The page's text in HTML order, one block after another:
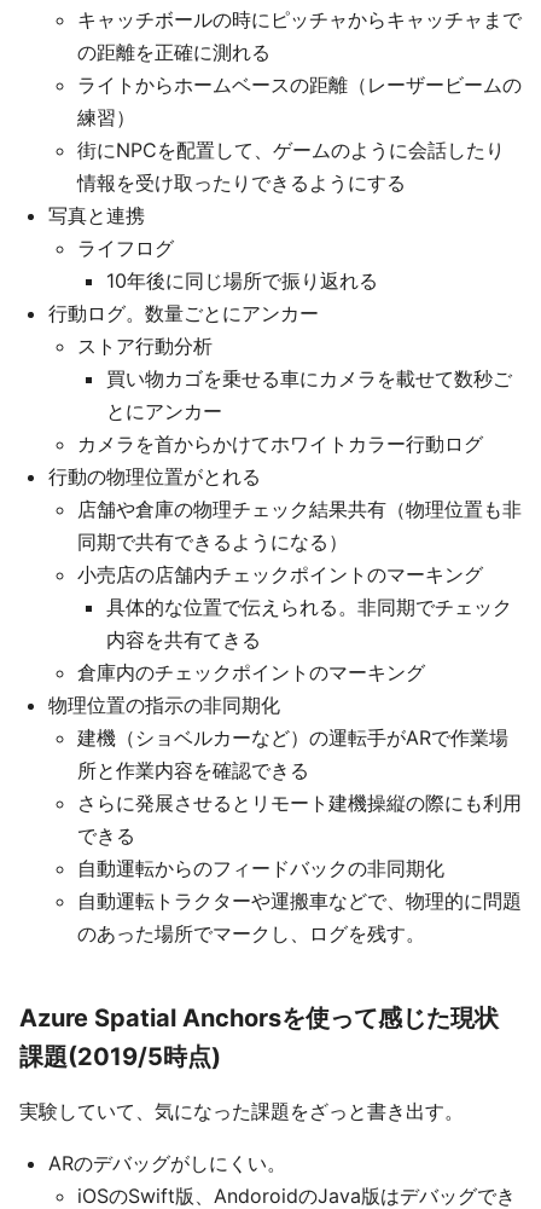
キャッチボールの時にピッチャからキャッチャまで
の距離を正確に測れる
ライトからホームベースの距離（レーザービームの
練習）
街にNPCを配置して、ゲームのように会話したり
情報を受け取ったりできるようにする
写真と連携
ライフログ
10年後に同じ場所で振り返れる
行動ログ。数量ごとにアンカー
ストア行動分析
買い物カゴを乗せる車にカメラを載せて数秒ご
とにアンカー
カメラを首からかけてホワイトカラー行動ログ
行動の物理位置がとれる
店舗や倉庫の物理チェック結果共有（物理位置も非
同期で共有できるようになる）
小売店の店舗内チェックポイントのマーキング
具体的な位置で伝えられる。非同期でチェック
内容を共有てきる
倉庫内のチェックポイントのマーキング
物理位置の指示の非同期化
建機（ショベルカーなど）の運転手がARで作業場
所と作業内容を確認できる
さらに発展させるとリモート建機操縦の際にも利用
できる
自動運転からのフィードバックの非同期化
自動運転トラクターや運搬車などで、物理的に問題
のあった場所でマークし、ログを残す。
Azure Spatial Anchorsを使って感じた現状
課題(2019/5時点)
実験していて、気になった課題をざっと書き出す。
ARのデバッグがしにくい。
iOSのSwift版、AndoroidのJava版はデバッグでき